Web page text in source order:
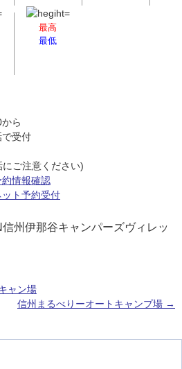
最高
最低
ら
で受付
ご注意ください)
約情報確認
ット予約受付
信州伊那谷キャンパーズヴィレッ
ャン場
信州まるべりーオートキャンプ場 →